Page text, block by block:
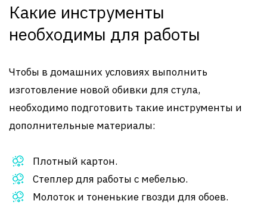
Какие инструменты
необходимы для работы
Чтобы в домашних условиях выполнить
изготовление новой обивки для стула,
необходимо подготовить такие инструменты и
дополнительные материалы:
Плотный картон.
Степлер для работы с мебелью.
Молоток и тоненькие гвозди для обоев.